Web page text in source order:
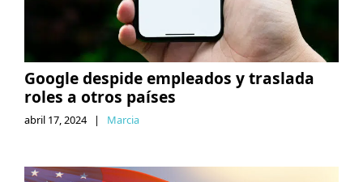
Google despide empleados y traslada
roles a otros países
abril 17, 2024 | Marcia